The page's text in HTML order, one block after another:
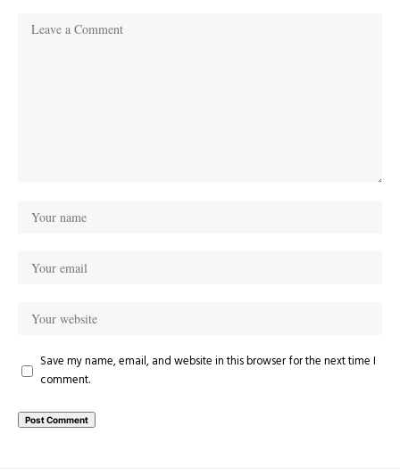
Save my name, email, and website in this browser for the next time I
comment.